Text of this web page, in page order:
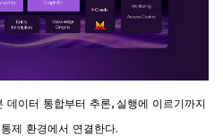
데이터 통합부터 추론, 실행에 이르기까지
통제 환경에서 연결한다.